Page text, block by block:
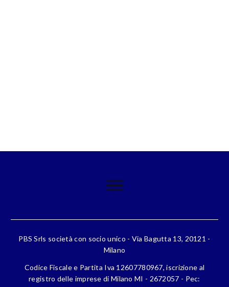
PBS Srls società con socio unico - Via Bagutta 13, 20121 -
Milano
Codice Fiscale e Partita Iva 12607780967, iscrizione al
registro delle imprese di Milano MI - 2672057 - Pec: